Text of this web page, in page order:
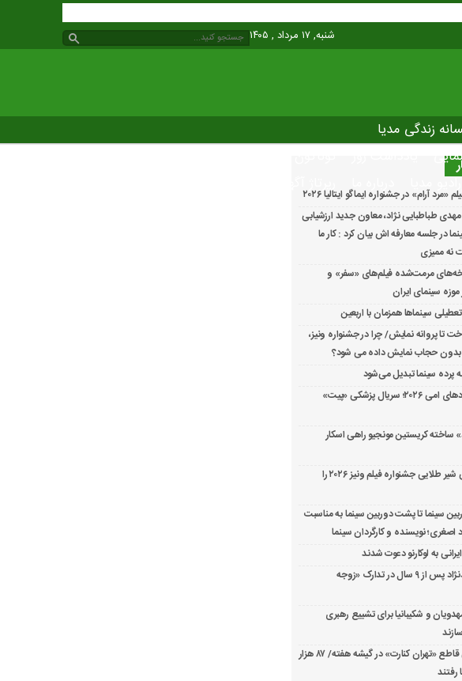
شنبه, ۱۷ مرداد , ۱۴۰۵
زندگی مدیا
رادیو مدیا درباره ما
آرام» در جشنواره ایماگو ایتالیا ۲۰۲۶
طباطبایی نژاد، معاون جدید ارزشیابی
در جلسه معارفه اش بیان کرد : کار ما
نه ممیزی
مرمت‌شده فیلم‌های «سفر» و
سینمای ایران
سینماها همزمان با اربعین
تا پروانه نمایش/ چرا در جشنواره ونیز،
بدون حجاب نمایش داده می شود؟
پرده سینما تبدیل می‌شود
معرفی نامزدهای امی ۲۰۲۶؛ سریال پزشکی «پیت»
ساخته کریستین مونجیو راهی اسکار
جورج کلونی شیر طلایی جشنواره فیلم ونیز ۲۰۲۶ را
سینما تا پشت دوربین سینما به مناسبت
اصغری؛ نویسنده و کارگردان سینما
به لوکارنو دعوت شدند
علیرضا داودنژاد پس از ۹ سال در تدارک «زوجه
و شکیبانیا برای تشییع رهبری
صدرنشینی قاطع «تهران کنارت» در گیشه هفته/ ۸۷ هزار
رفتند